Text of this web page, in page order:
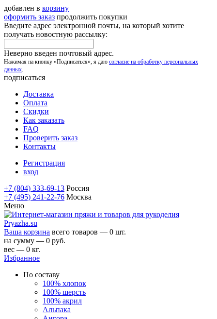
добавлен в корзину
оформить заказ продолжить покупки
Введите адрес электронной почты, на который хотите
получать новостную рассылку:
Неверно введен почтовый адрес.
Нажимая на кнопку «Подписаться», я даю согласие на обработку персональных
данных.
подписаться
Доставка
Оплата
Скидки
Как заказать
FAQ
Проверить заказ
Контакты
Регистрация
вход
+7 (804) 333-69-13 Россия
+7 (495) 241-22-76 Москва
Меню
Ваша корзина всего товаров — 0 шт.
на сумму — 0 руб.
вес — 0 кг.
Избранное
По составу
100% хлопок
100% шерсть
100% акрил
Альпака